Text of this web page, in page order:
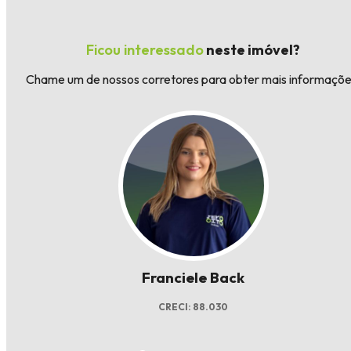
Ficou interessadoneste imóvel?
Chame um de nossos corretores para obter mais
Franciele Back
CRECI: 88.030